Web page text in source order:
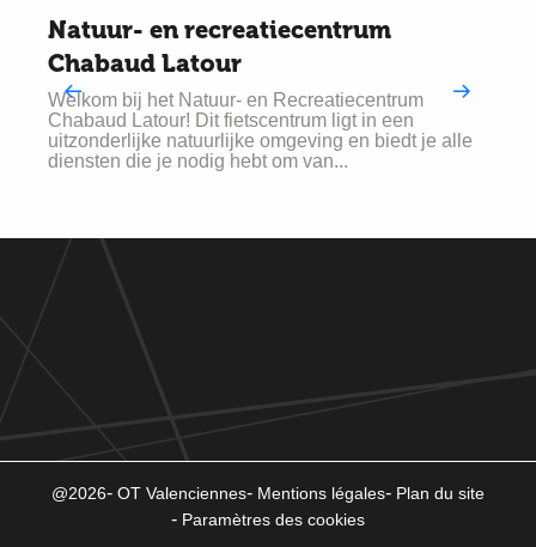
Natuur- en recreatiecentrum
Chabaud Latour
Welkom bij het Natuur- en Recreatiecentrum
Chabaud Latour! Dit fietscentrum ligt in een
uitzonderlijke natuurlijke omgeving en biedt je alle
diensten die je nodig hebt om van...
@2026 OT Valenciennes Mentions légales
Plan du site
Paramètres des cookies